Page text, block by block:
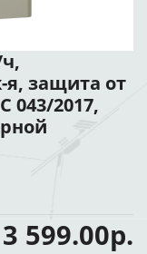
защита от
043/2017,
3 599.00р.